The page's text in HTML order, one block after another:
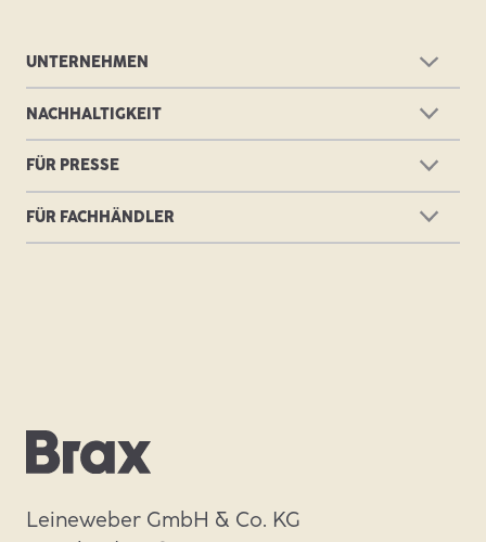
UNTERNEHMEN
Über Brax
Brax Stores
Marken
Online-Shop
Brax News
NACHHALTIGKEIT
Nachhaltigkeit bei Brax
Hinweisgeberportal
FÜR PRESSE
Presse
Pressefotos
FÜR FACHHÄNDLER
Leineweber GmbH & Co. KG